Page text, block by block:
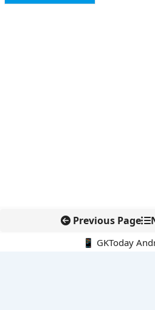
Previous Page
📱 GKToday